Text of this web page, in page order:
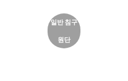
일반 침구
원단